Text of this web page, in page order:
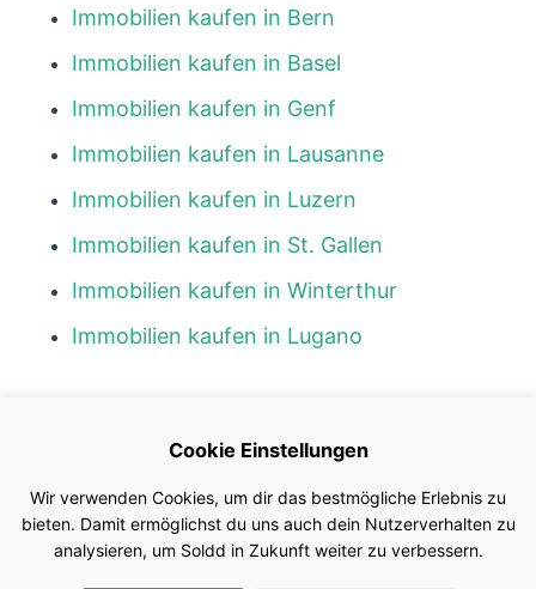
Immobilien kaufen in Bern
Immobilien kaufen in Basel
Immobilien kaufen in Genf
Immobilien kaufen in Lausanne
Immobilien kaufen in Luzern
Immobilien kaufen in St. Gallen
Immobilien kaufen in Winterthur
Immobilien kaufen in Lugano
Impressum
Nutzungsbedingungen
Cookie Einstellungen
Wir verwenden Cookies, um dir das bestmögliche Erlebnis zu
bieten. Damit ermöglichst du uns auch dein Nutzerverhalten zu
analysieren, um Soldd in Zukunft weiter zu verbessern.